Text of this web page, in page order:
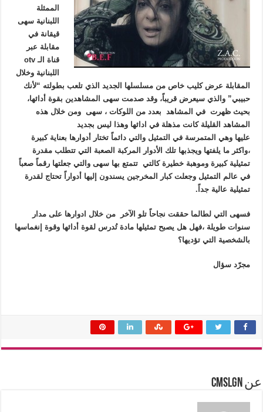
الممثلة
اللبنانية سهى
قيقانة في
مقابلة عبر
قناة الـ otv
اللبنانية وخلال
المقابلة عرض كليب خاص من مسلسلها الجديد الذي تلعب بطولته “لأنك
حبيبي” والذي سيعرض قريباً، وقد صدمت سهى المشاهدين بقوة أدائها،
بحيث ظهرت في المشاهد بعدد من اللوكات ، سهى ومن خلال هذه
المشاهد القليلة كانت مذهلة في ادائها وهذا ليس بجديد
عليها وهي المتمرسة في التمثيل والتي دائماً تختار أدوارها بعناية كبيرة
،واكثر ما يلفتها ويجذبها تلك الأدوار المركبة الصعبة التي تتطلب مقدرة
تمثيلية كبيرة وموهبة خطيرة كالتي تتمتع بها سهى والتي جعلتها رقماً صعباً
في عالم التمثيل وجعلت كبار المخرجين يسندون إليها أدواراً تحتاج لقدرة
تمثيلية عالية جداً.
فسهى التي لطالما حققت نجاحاً تلو الآخر من خلال ادوارها على مدار
سنوات طويلة ،فهل هل يصبح تمثيلها مادة تُدرس لقوة أدائها وقوة إنغماسها
بالشخصية التي تؤديها؟
مجرّد سؤال
عن cmslgn